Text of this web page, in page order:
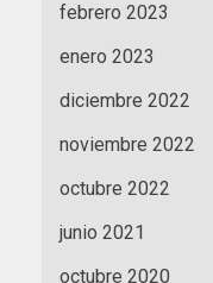
febrero 2023
enero 2023
diciembre 2022
noviembre 2022
octubre 2022
junio 2021
octubre 2020